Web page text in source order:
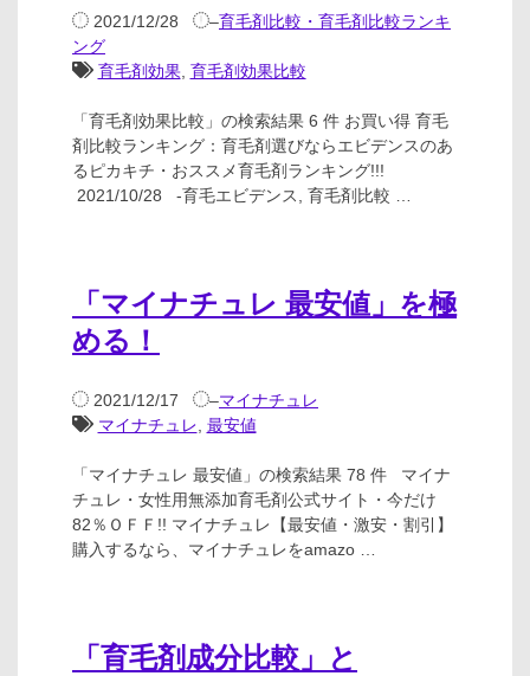
2021/12/28 –育毛剤比較・育毛剤比較ランキ
ング
育毛剤効果, 育毛剤効果比較
「育毛剤効果比較」の検索結果 6 件 お買い得 育毛
剤比較ランキング：育毛剤選びならエビデンスのあ
るピカキチ・おススメ育毛剤ランキング!!!
2021/10/28 -育毛エビデンス, 育毛剤比較 …
「マイナチュレ 最安値」を極
める！
2021/12/17 –マイナチュレ
マイナチュレ 最安値
「マイナチュレ 最安値」の検索結果 78 件 マイナ
チュレ・女性用無添加育毛剤公式サイト・今だけ
82％ＯＦＦ!! マイナチュレ【最安値・激安・割引】
購入するなら、マイナチュレをamazo …
「育毛剤成分比較」と